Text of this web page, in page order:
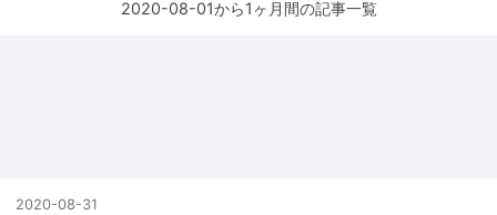
2020-08-01から1ヶ月間の記事一覧
2020-08-31